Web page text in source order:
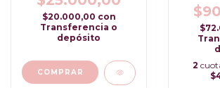
$20.000,00 con
Transferencia o
depósito
COMPRAR
2